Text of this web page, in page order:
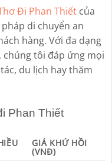
Đi Phan Thiết của
di chuyển an
hàng. Với đa dạng
chúng tôi đáp ứng mọi
du lịch hay thăm
Phan Thiết
GIÁ KHỨ HỒI
(VNĐ)